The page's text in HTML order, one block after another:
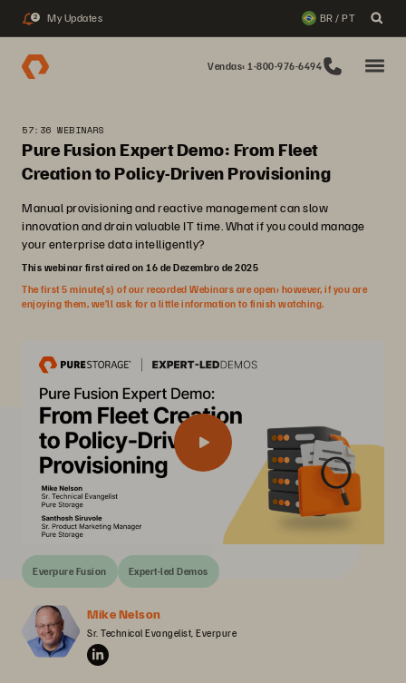
2 My Updates BR / PT
Vendas: 1-800-976-6494
57:36 WEBINARS
Pure Fusion Expert Demo: From Fleet
Creation to Policy‑Driven Provisioning
Manual provisioning and reactive management can slow
innovation and drain valuable IT time. What if you could manage
your enterprise data intelligently?
This webinar first aired on 16 de Dezembro de 2025
The first 5 minute(s) of our recorded Webinars are open; however, if you are
enjoying them, we’ll ask for a little information to finish watching.
Everpure Fusion Expert-led Demos
Mike Nelson
Sr. Technical Evangelist, Everpure